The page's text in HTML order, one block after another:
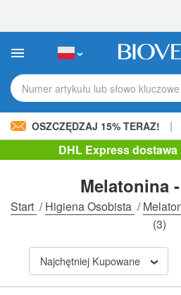
strona
internetowa
zawiera
ułatwień
dostępu.
Numer artykułu lub słowo kluczowe
OSZCZĘDZAJ 15% TERAZ! |
DHL Express dostawa
Melatonina
Start /Higiena Osobista /
(3)
Najchętniej Kupowane